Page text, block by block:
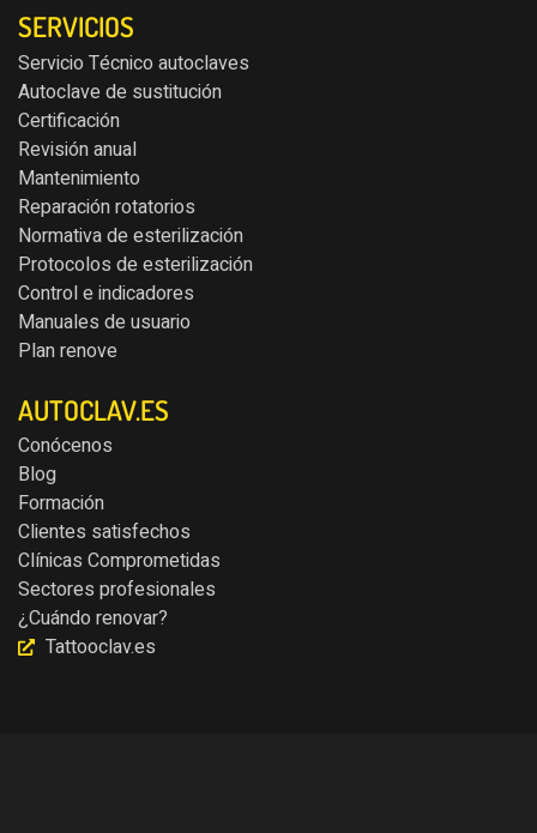
SERVICIOS
Servicio Técnico autoclaves
Autoclave de sustitución
Certificación
Revisión anual
Mantenimiento
Reparación rotatorios
Normativa de esterilización
Protocolos de esterilización
Control e indicadores
Manuales de usuario
Plan renove
AUTOCLAV.ES
Conócenos
Blog
Formación
Clientes satisfechos
Clínicas Comprometidas
Sectores profesionales
¿Cuándo renovar?
Tattooclav.es